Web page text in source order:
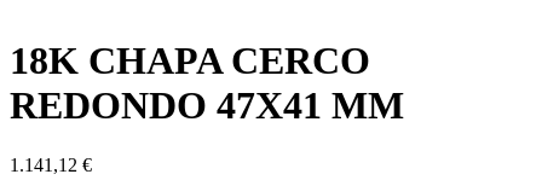
18K CHAPA CERCO
REDONDO 47X41 MM
1.141,12 €